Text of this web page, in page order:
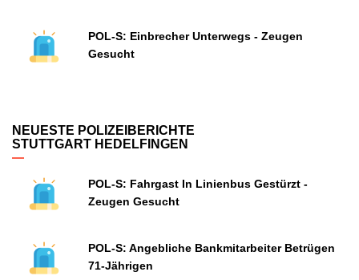
POL-S: Einbrecher Unterwegs - Zeugen
Gesucht
NEUESTE POLIZEIBERICHTE
STUTTGART HEDELFINGEN
POL-S: Fahrgast In Linienbus Gestürzt -
Zeugen Gesucht
POL-S: Angebliche Bankmitarbeiter Betrügen
71-Jährigen